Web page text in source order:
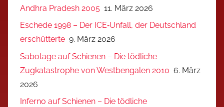
Andhra Pradesh 2005 11. März 2026
Eschede 1998 – Der ICE‑Unfall, der Deutschland
erschütterte 9. März 2026
Sabotage auf Schienen – Die tödliche
Zugkatastrophe von Westbengalen 2010 6. März
2026
Inferno auf Schienen – Die tödliche